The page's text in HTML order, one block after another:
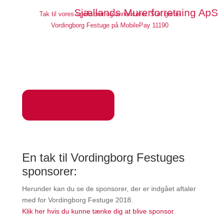
Tak til vores sponsorer og annoncører. Støt gerne
Vordingborg Festuge på MobilePay 11190
Sjællands Murerforretning
En tak til Vordingborg Festuges
sponsorer:
Herunder kan du se de sponsorer, der er indgået aftaler
med for Vordingborg Festuge 2018.
Klik her hvis du kunne tænke dig at blive sponsor.